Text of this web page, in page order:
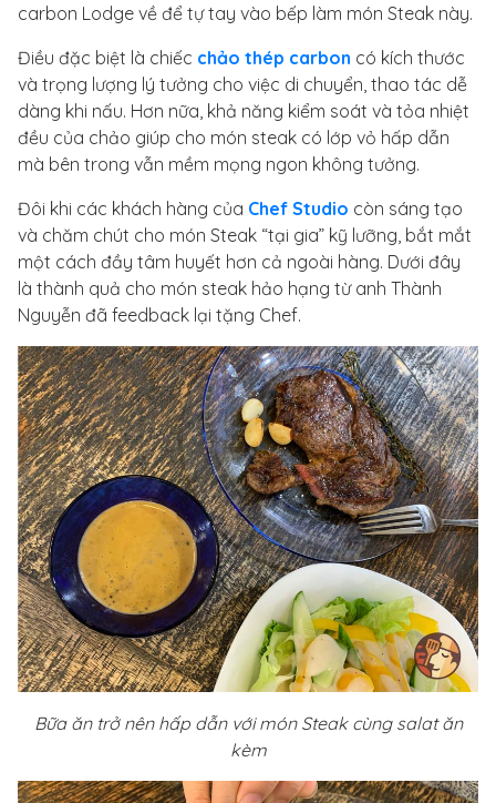
carbon Lodge về để tự tay vào bếp làm món Steak này.
Điều đặc biệt là chiếc chảo thép carbon có kích thước
và trọng lượng lý tưởng cho việc di chuyển, thao tác dễ
dàng khi nấu. Hơn nữa, khả năng kiểm soát và tỏa nhiệt
đều của chảo giúp cho món steak có lớp vỏ hấp dẫn
mà bên trong vẫn mềm mọng ngon không tưởng.
Đôi khi các khách hàng của Chef Studio còn sáng tạo
và chăm chút cho món Steak “tại gia” kỹ lưỡng, bắt mắt
một cách đầy tâm huyết hơn cả ngoài hàng. Dưới đây
là thành quả cho món steak hảo hạng từ anh Thành
Nguyễn đã feedback lại tặng Chef.
Bữa ăn trở nên hấp dẫn với món Steak cùng salat ăn
kèm